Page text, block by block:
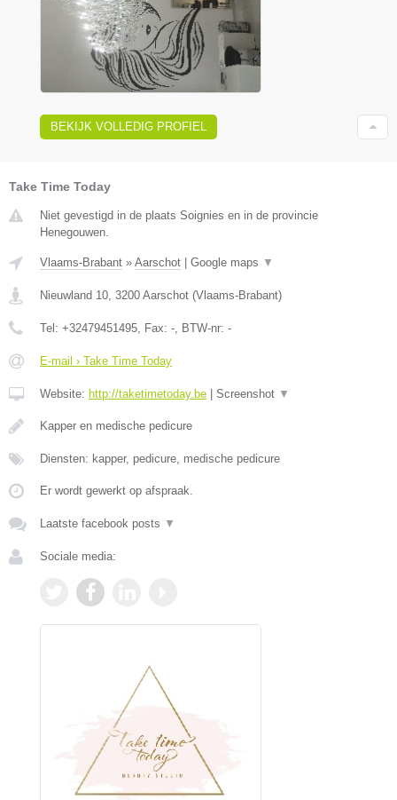
BEKIJK VOLLEDIG PROFIEL
Take Time Today
Niet gevestigd in de plaats Soignies en in de provincie
Henegouwen.
Vlaams-Brabant » Aarschot Google maps ▼
Nieuwland 10, 3200 Aarschot (Vlaams-Brabant)
Tel: +32479451495, Fax: -, BTW-nr: -
E-mail › Take Time Today
Website: http://taketimetoday.be Screenshot ▼
Kapper en medische pedicure
Diensten: kapper, pedicure, medische pedicure
Er wordt gewerkt op afspraak.
Laatste facebook posts ▼
Sociale media: